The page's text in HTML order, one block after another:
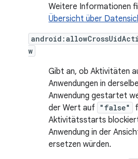
Weitere Informationen
Übersicht über
w
Gibt an, ob Aktivitäten
Anwendungen in
Anwendung gestartet
der Wert auf
"false"
Aktivitätsstarts
Anwendung in der
ersetzen würden.